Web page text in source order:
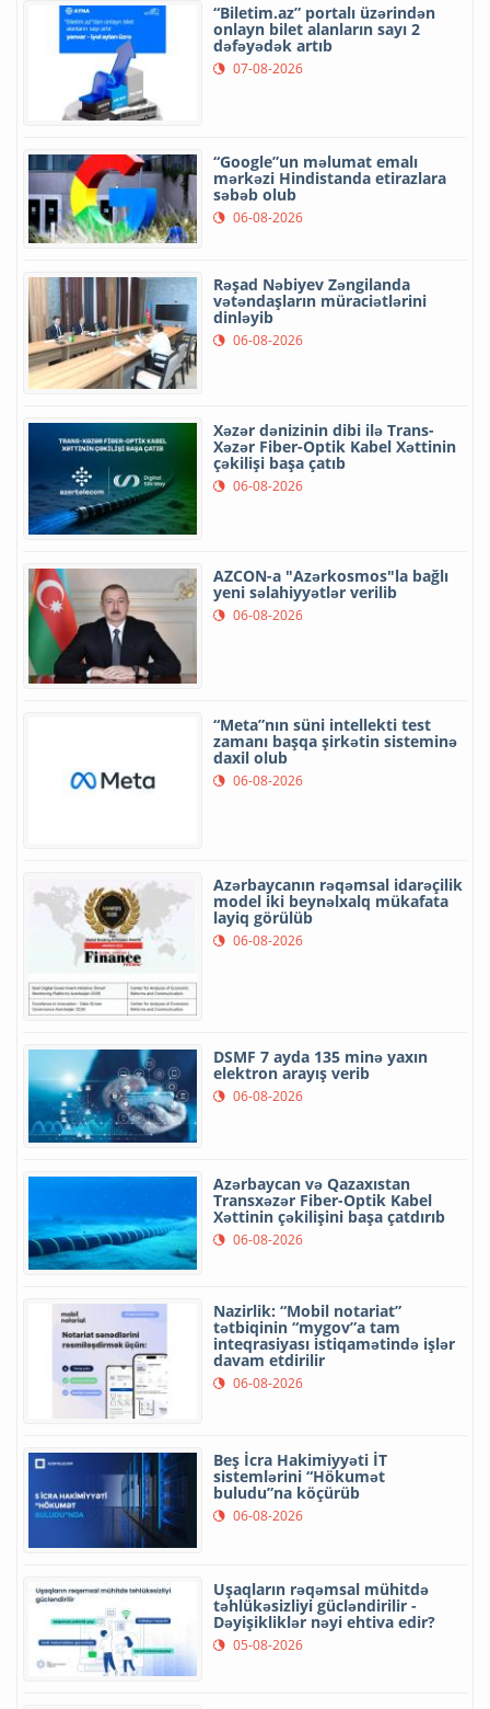
“Biletim.az” portalı üzərindən
onlayn bilet alanların sayı 2
dəfəyədək artıb
07-08-2026
“Google”un məlumat emalı
mərkəzi Hindistanda etirazlara
səbəb olub
06-08-2026
Rəşad Nəbiyev Zəngilanda
vətəndaşların müraciətlərini
dinləyib
06-08-2026
Xəzər dənizinin dibi ilə Trans-
Xəzər Fiber-Optik Kabel Xəttinin
çəkilişi başa çatıb
06-08-2026
AZCON-a "Azərkosmos"la bağlı
yeni səlahiyyətlər verilib
06-08-2026
“Meta”nın süni intellekti test
zamanı başqa şirkətin sisteminə
daxil olub
06-08-2026
Azərbaycanın rəqəmsal idarəçilik
model iki beynəlxalq mükafata
layiq görülüb
06-08-2026
DSMF 7 ayda 135 minə yaxın
elektron arayış verib
06-08-2026
Azərbaycan və Qazaxıstan
Transxəzər Fiber-Optik Kabel
Xəttinin çəkilişini başa çatdırıb
06-08-2026
Nazirlik: “Mobil notariat”
tətbiqinin “mygov”a tam
inteqrasiyası istiqamətində işlər
davam etdirilir
06-08-2026
Beş İcra Hakimiyyəti İT
sistemlərini “Hökumət
buludu”na köçürüb
06-08-2026
Uşaqların rəqəmsal mühitdə
təhlükəsizliyi gücləndirilir -
Dəyişikliklər nəyi ehtiva edir?
05-08-2026